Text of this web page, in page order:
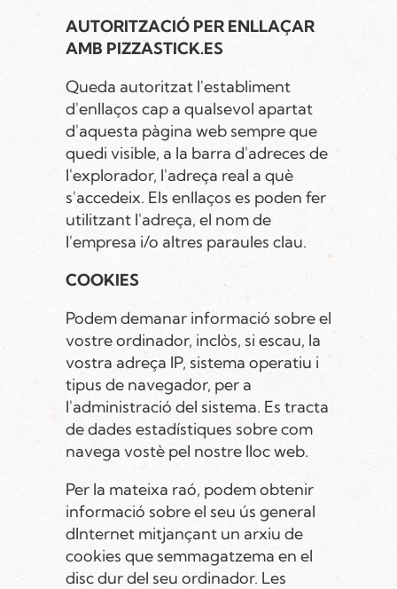
AUTORITZACIÓ PER ENLLAÇAR
AMB PIZZASTICK.ES
Queda autoritzat l'establiment
d'enllaços cap a qualsevol apartat
d'aquesta pàgina web sempre que
quedi visible, a la barra d'adreces de
l'explorador, l'adreça real a què
s'accedeix. Els enllaços es poden fer
utilitzant l'adreça, el nom de
l'empresa i/o altres paraules clau.
COOKIES
Podem demanar informació sobre el
vostre ordinador, inclòs, si escau, la
vostra adreça IP, sistema operatiu i
tipus de navegador, per a
l'administració del sistema. Es tracta
de dades estadístiques sobre com
navega vostè pel nostre lloc web.
Per la mateixa raó, podem obtenir
informació sobre el seu ús general
dInternet mitjançant un arxiu de
cookies que semmagatzema en el
disc dur del seu ordinador. Les